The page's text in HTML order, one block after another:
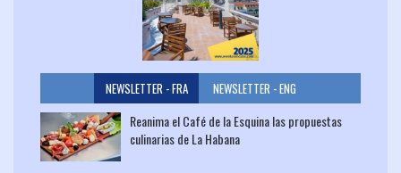
NEWSLETTER - FRA NEWSLETTER - ENG
Reanima el Café de la Esquina las propuestas
culinarias de La Habana